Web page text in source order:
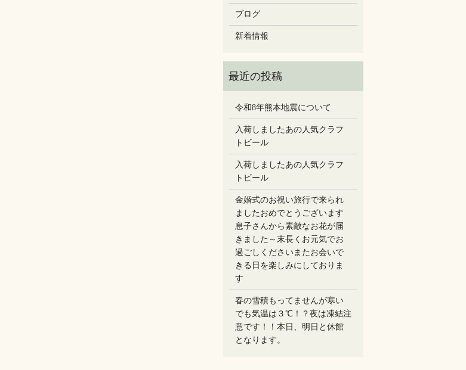
ブログ
新着情報
令和8年熊本地震について
入荷しましたあの人気クラフ
トビール
入荷しましたあの人気クラフ
トビール
金婚式のお祝い旅行で来られ
ましたおめでとうございます
息子さんから素敵なお花が届
きました～末長くお元気でお
過ごしください️またお会いで
きる日を楽しみにしておりま
す
春の雪積もってませんが寒い
でも気温は３℃！？夜は凍結注
意です！！本日、明日と休館
となります。